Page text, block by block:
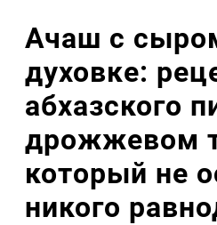
Ачаш с
духовке:
абхазского
дрожжевом
который не
никого